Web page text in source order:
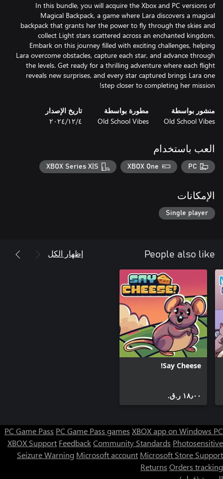
In this bundle, you will acquire the Xbox and PC versions of
Magical Backpack, a game where Lara discovers a magical
backpack that grants her the power to fly through the skies and
collect Light stars scattered across an enchanted kingdom.
Embark on this journey filled with exciting challenges, helping
Lara overcome obstacles, capture each star, and advance through
the levels. Get ready for a thrilling adventure where each flight
reveals new surprises, and every star captured brings Lara one
step closer to completing her mission!
منشور بواسطة
Old School Vibes
مطورة بواسطة
Old School Vibes
تاريخ الإصدار
٤‏/١٢‏/٢٠٢٤
العب باستخدام
PC
XBOX One
XBOX Series X|S
الإمكانات
Single player
People also like إظهار الكل
Say Cheese!
١٨٫٠٠ ر.ق.‏
PC Game Pass PC Game Pass games XBOX app on Windows PC
XBOX Support FeedbackCommunity Standards Photosensitive
Seizure Warning Microsoft account Microsoft Store Support
Returns Orders tracking